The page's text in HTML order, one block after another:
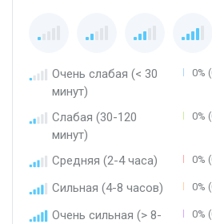
Очень слабая (< 30
минут)
0%
Слабая (30-120
минут)
0%
Средняя (2-4 часа) 0%
Сильная (4-8 часов) 0%
Очень сильная (> 8-
0%